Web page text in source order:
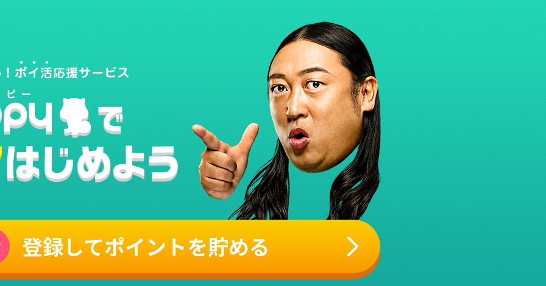
登録してポイントを貯める